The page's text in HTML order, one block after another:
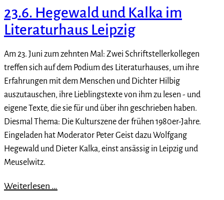
23.6. Hegewald und Kalka im
Literaturhaus Leipzig
Am 23. Juni zum zehnten Mal: Zwei Schriftstellerkollegen
treffen sich auf dem Podium des Literaturhauses, um ihre
Erfahrungen mit dem Menschen und Dichter Hilbig
auszutauschen, ihre Lieblingstexte von ihm zu lesen - und
eigene Texte, die sie für und über ihn geschrieben haben.
Diesmal Thema: Die Kulturszene der frühen 1980er-Jahre.
Eingeladen hat Moderator Peter Geist dazu Wolfgang
Hegewald und Dieter Kalka, einst ansässig in Leipzig und
Meuselwitz.
Weiterlesen …